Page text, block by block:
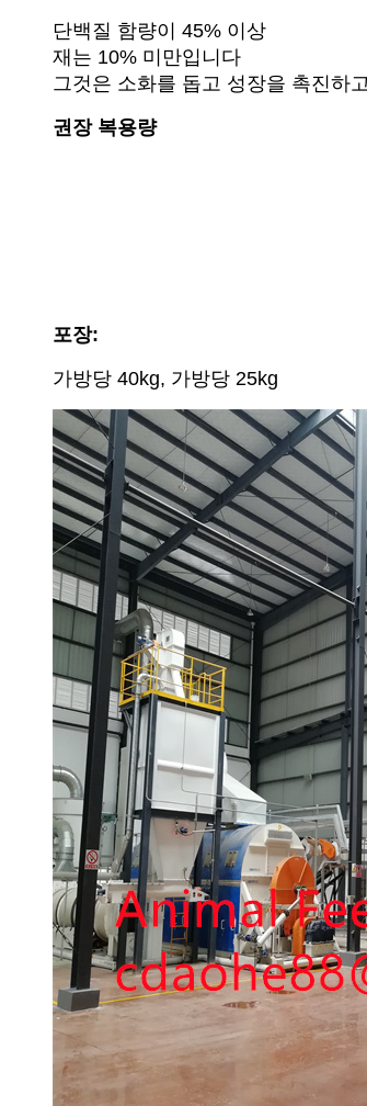
단백질 함량이 45% 이상
재는 10% 미만입니다
그것은 소화를 돕고 성장을 촉진하
권장 복용량
포장:
가방당 40kg, 가방당 25kg